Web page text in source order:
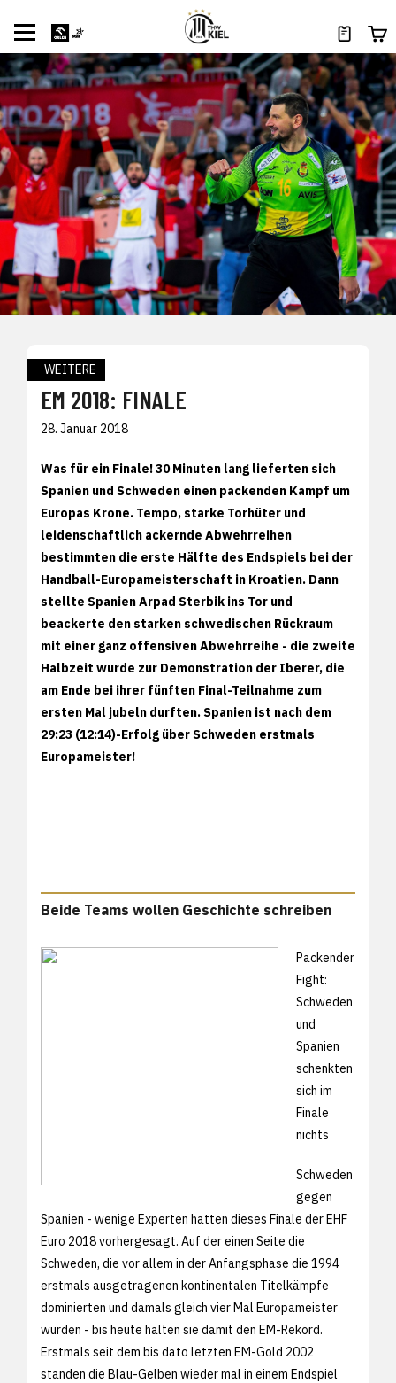
WEITERE
EM 2018: FINALE
28. Januar 2018
Was für ein Finale! 30 Minuten lang lieferten sich
Spanien und Schweden einen packenden Kampf um
Europas Krone. Tempo, starke Torhüter und
leidenschaftlich ackernde Abwehrreihen
bestimmten die erste Hälfte des Endspiels bei der
Handball-Europameisterschaft in Kroatien. Dann
stellte Spanien Arpad Sterbik ins Tor und
beackerte den starken schwedischen Rückraum
mit einer ganz offensiven Abwehrreihe - die zweite
Halbzeit wurde zur Demonstration der Iberer, die
am Ende bei ihrer fünften Final-Teilnahme zum
ersten Mal jubeln durften. Spanien ist nach dem
29:23 (12:14)-Erfolg über Schweden erstmals
Europameister!
Beide Teams wollen Geschichte schreiben
Packender
Fight:
Schweden
und
Spanien
schenkten
sich im
Finale
nichts
Schweden
gegen
Spanien - wenige Experten hatten dieses Finale der EHF
Euro 2018 vorhergesagt. Auf der einen Seite die
Schweden, die vor allem in der Anfangsphase die 1994
erstmals ausgetragenen kontinentalen Titelkämpfe
dominierten und damals gleich vier Mal Europameister
wurden - bis heute halten sie damit den EM-Rekord.
Erstmals seit dem bis dato letzten EM-Gold 2002
standen die Blau-Gelben wieder mal in einem Endspiel